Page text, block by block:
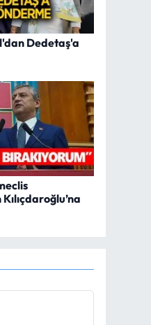
Dedetaş'a